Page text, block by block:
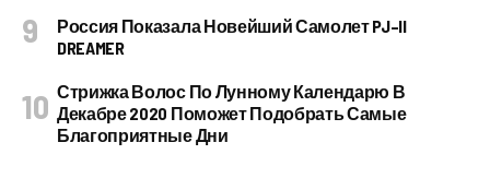
Россия Показала Новейший Самолет PJ–II
DREAMER
Стрижка Волос По Лунному Календарю В
Декабре 2020 Поможет Подобрать Самые
Благоприятные Дни